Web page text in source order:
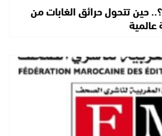
حين تتحول حرائق الغابات من